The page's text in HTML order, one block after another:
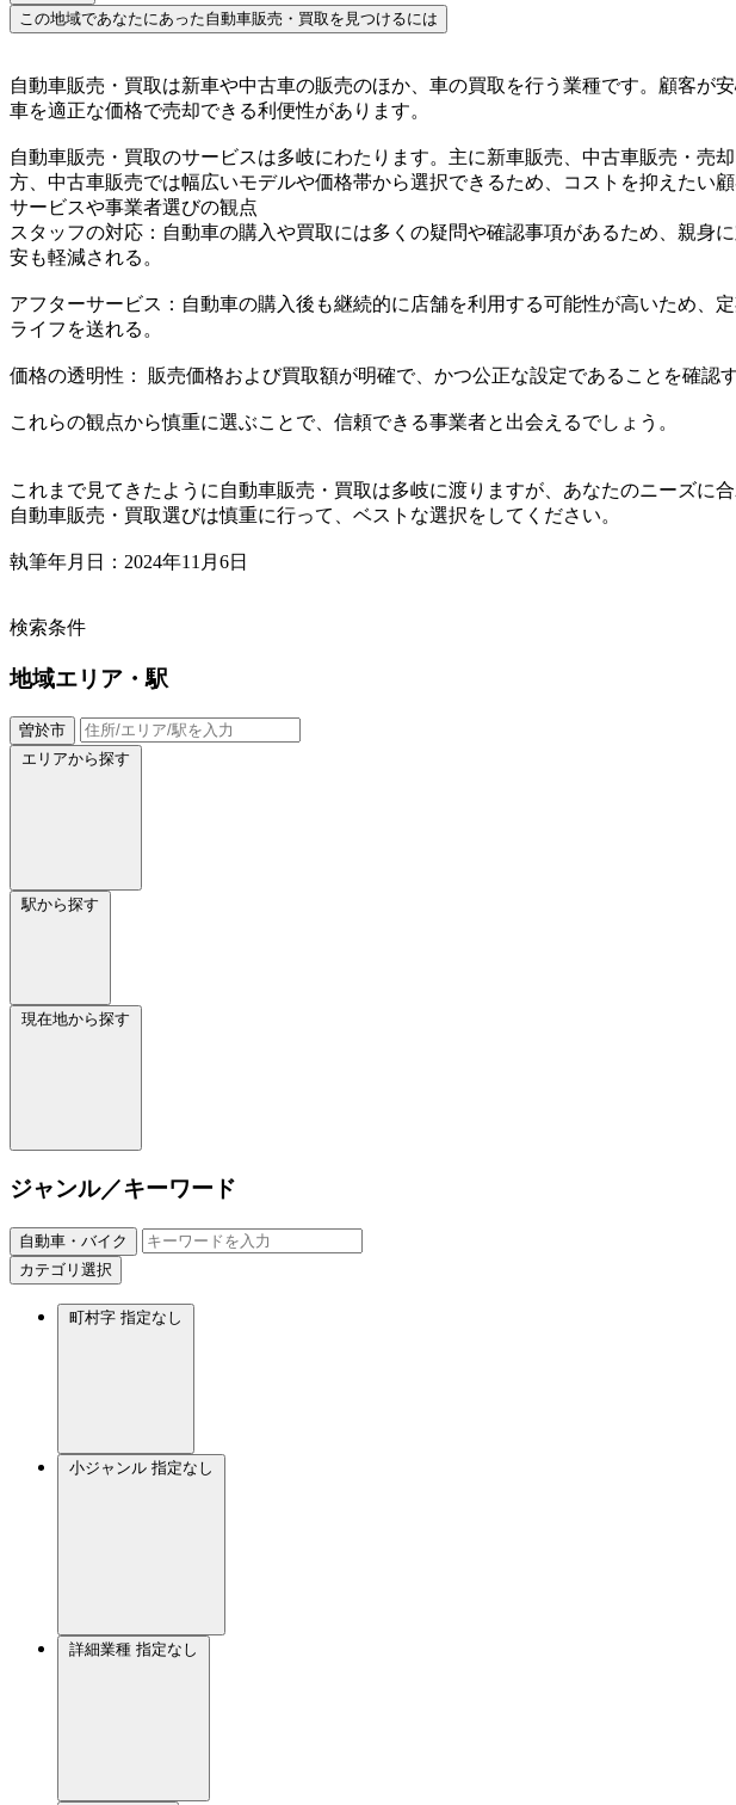
この地域であなたにあった自動車販売・買取を見つけるには
自動車販売・買取は新車や中古車の販売のほか、車の買取を行う業種です。顧客
車を適正な価格で売却できる利便性があります。
自動車販売・買取のサービスは多岐にわたります。主に新車販売、中古車販売・
方、中古車販売では幅広いモデルや価格帯から選択できるため、コストを抑えたい
サービスや事業者選びの観点
スタッフの対応：自動車の購入や買取には多くの疑問や確認事項があるため、親
安も軽減される。
アフターサービス：自動車の購入後も継続的に店舗を利用する可能性が高いため
ライフを送れる。
価格の透明性： 販売価格および買取額が明確で、かつ公正な設定であることを確認
これらの観点から慎重に選ぶことで、信頼できる事業者と出会えるでしょう。
これまで見てきたように自動車販売・買取は多岐に渡りますが、あなたのニーズに合
自動車販売・買取選びは慎重に行って、ベストな選択をしてください。
執筆年月日：2024年11月6日
検索条件
地域エリア・駅
曽於市
エリアから探す
駅から探す
現在地から探す
ジャンル／キーワード
自動車・バイク
カテゴリ選択
町村字 指定なし
小ジャンル 指定なし
詳細業種 指定なし